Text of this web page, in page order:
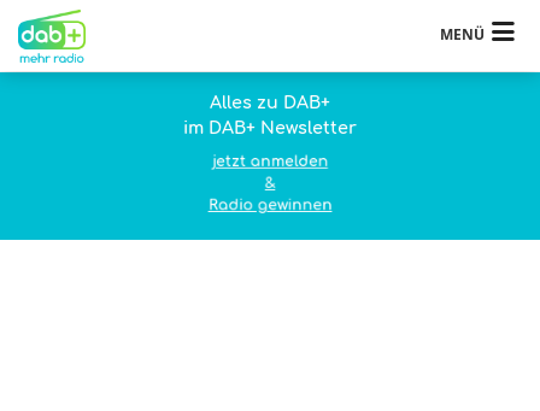
MENÜ
Alles zu DAB+
im DAB+ Newsletter
jetzt anmelden
&
Radio gewinnen